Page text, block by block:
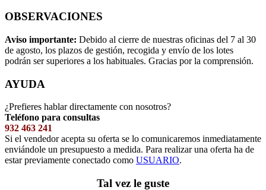
OBSERVACIONES
Aviso importante: Debido al cierre de nuestras oficinas del 7 al 30
de agosto, los plazos de gestión, recogida y envío de los lotes
podrán ser superiores a los habituales. Gracias por la comprensión.
AYUDA
¿Prefieres hablar directamente con nosotros?
Teléfono para consultas
932 463 241
Si el vendedor acepta su oferta se lo comunicaremos inmediatamente
enviándole un presupuesto a medida. Para realizar una oferta ha de
estar previamente conectado como USUARIO.
Tal vez le guste